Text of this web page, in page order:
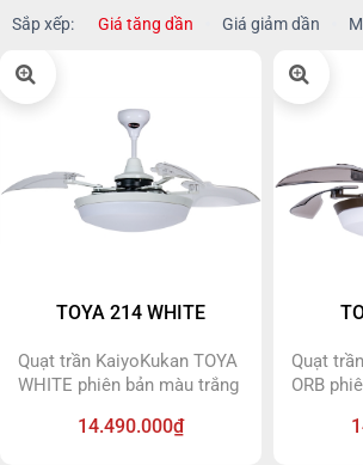
Sắp xếp: Giá tăng dần Giá giảm dần
TOYA 214 WHITE
Quạt trần KaiyoKukan TOYA
WHITE phiên bản màu trắng
Phiên bản quạt trần cụp xòe
14.490.000₫
Quạt
ORB
tinh tế